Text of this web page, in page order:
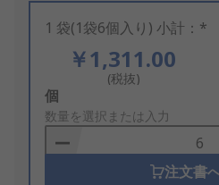
1 袋(1袋6個入り) 小計：*
￥1,311.00
(税抜)
Add
to
Basket
個
数量を選択または入力
注文書